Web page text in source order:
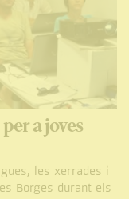
a joves
les xerrades i
Borges durant els